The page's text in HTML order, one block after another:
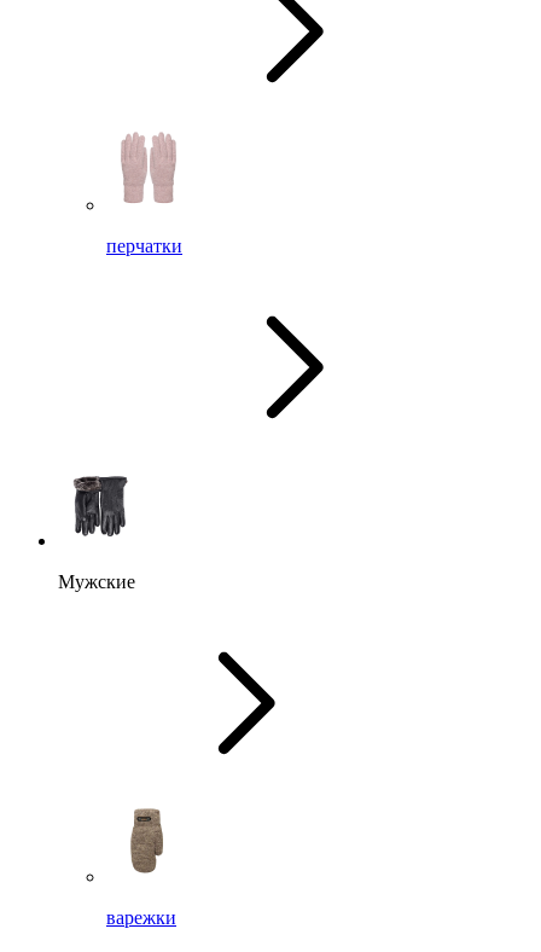
перчатки
Мужские
варежки